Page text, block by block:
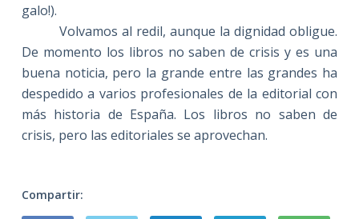
galo!).
Volvamos al redil, aunque la dignidad obligue.
De momento los libros no saben de crisis y es una
buena noticia, pero la grande entre las grandes ha
despedido a varios profesionales de la editorial con
más historia de España. Los libros no saben de
crisis, pero las editoriales se aprovechan.
Compartir: